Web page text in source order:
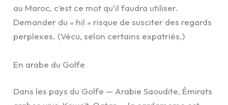
au Maroc, c’est ce mot qu’il faudra utiliser.
Demander du « hil » risque de susciter des regards
perplexes. (Vécu, selon certains expatriés.)
En arabe du Golfe
Dans les pays du Golfe — Arabie Saoudite, Émirats